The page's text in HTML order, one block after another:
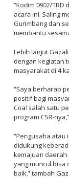
“Kodim 0902/
acara ini. Saling
Gurimbang dan
membantu
Lebih lanjut
dengan kegiatan
masyarakat di 4
“Saya berharap
positif bagi
Coal salah satu
program CSR-
“Pengusaha
didukung
kemajuan
yang muncul
baik,” tambah